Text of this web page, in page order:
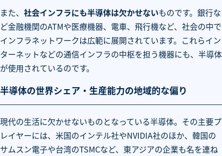
また、 社会インフラにも半導体は欠かせないものです。銀行な
ど金融機関のATMや医療機器、電車、飛行機など、社会の中で
インフラネットワークは広範に展開されています。これらイン
ターネットなどの通信インフラの中枢を担う機器にも、半導体
が使用されているのです。
半導体の世界シェア・生産能力の地域的な偏り
現代の生活に欠かせないものとなっている半導体。その主要プ
レイヤーには、米国のインテル社やNVIDIA社のほか、韓国の
サムスン電子や台湾のTSMCなど、東アジアの企業も名を連ね